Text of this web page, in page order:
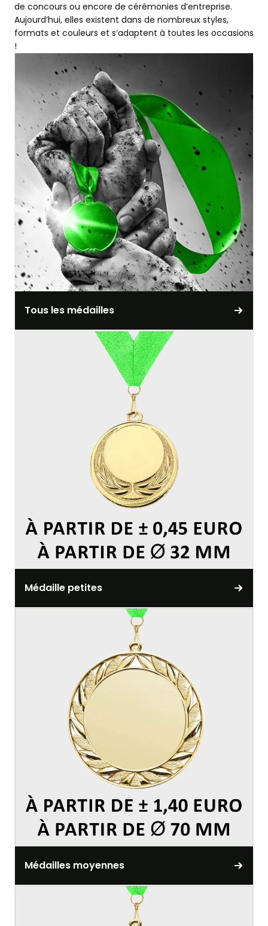
de concours ou encore de cérémonies d’entreprise.
Aujourd’hui, elles existent dans de nombreux styles,
formats et couleurs et s’adaptent à toutes les occasions
!
Tous les médailles
Médaille petites
Médailles moyennes